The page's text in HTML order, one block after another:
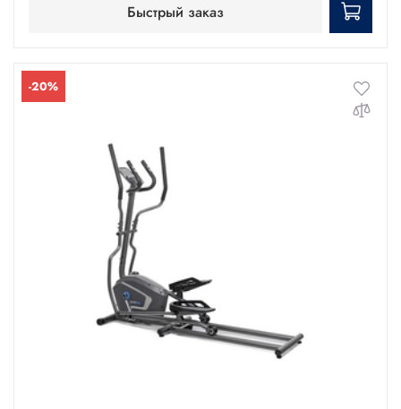
Быстрый заказ
-20%